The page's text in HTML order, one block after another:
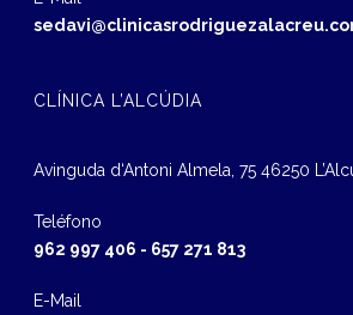
CLÍNICA L’ALCÚDIA
Avinguda d‘Antoni Almela, 75 46250
Teléfono
962 997 406 - 657 271 813
E-Mail